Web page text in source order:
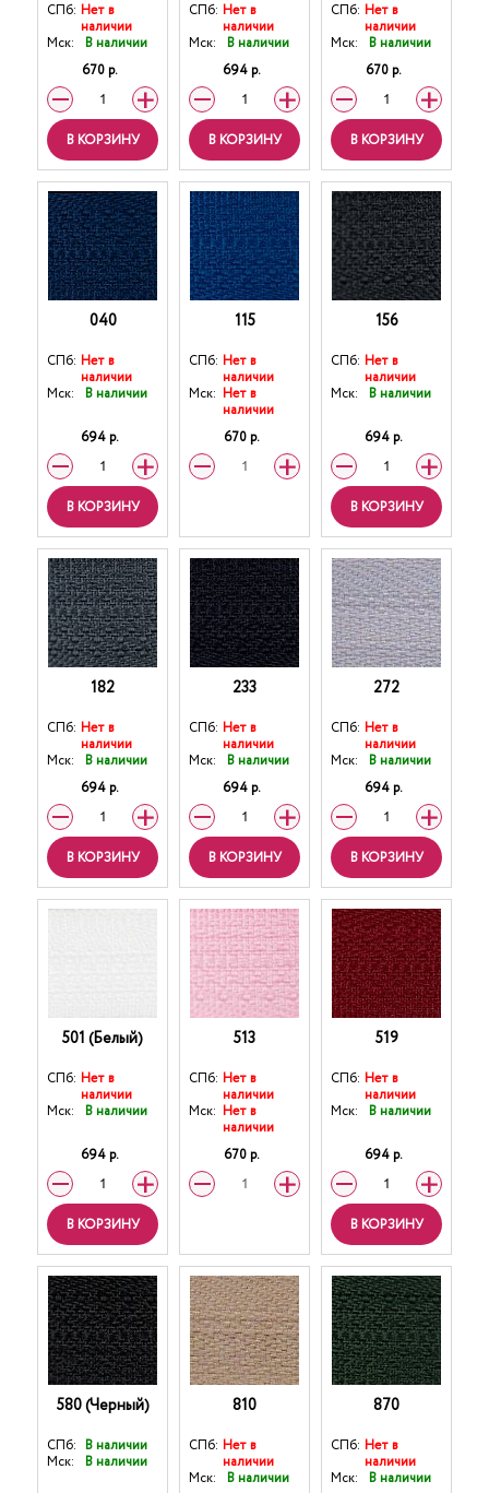
СПб: Нет в
наличии
Мск:
В наличии
670 р.
В КОРЗИНУ
СПб: Нет в
наличии
Мск:
В наличии
694 р.
В КОРЗИНУ
СПб: Нет в
наличии
Мск:
В наличии
670 р.
В КОРЗИНУ
040
СПб: Нет в
наличии
Мск:
В наличии
694 р.
В КОРЗИНУ
115
СПб: Нет в
наличии
Мск: Нет в
наличии
670 р.
156
СПб: Нет в
наличии
Мск:
В наличии
694 р.
В КОРЗИНУ
182
СПб: Нет в
наличии
Мск:
В наличии
694 р.
В КОРЗИНУ
233
СПб: Нет в
наличии
Мск:
В наличии
694 р.
В КОРЗИНУ
272
СПб: Нет в
наличии
Мск:
В наличии
694 р.
В КОРЗИНУ
501 (Белый)
СПб: Нет в
наличии
Мск:
В наличии
694 р.
В КОРЗИНУ
513
СПб: Нет в
наличии
Мск: Нет в
наличии
670 р.
519
СПб: Нет в
наличии
Мск:
В наличии
694 р.
В КОРЗИНУ
580 (Черный)
СПб: В наличии
Мск:
В наличии
810
СПб: Нет в
наличии
Мск:
В наличии
870
СПб: Нет в
наличии
Мск:
В наличии